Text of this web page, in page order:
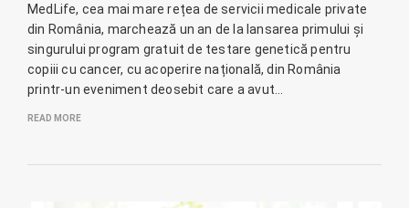
MedLife, cea mai mare rețea de servicii medicale private
din România, marchează un an de la lansarea primului și
singurului program gratuit de testare genetică pentru
copiii cu cancer, cu acoperire națională, din România
printr-un eveniment deosebit care a avut…
READ MORE